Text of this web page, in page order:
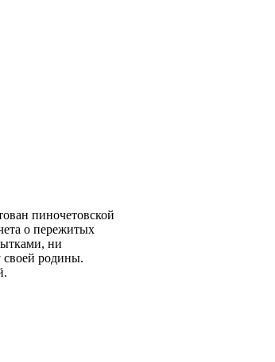
пиночетовской
о пережитых
ни
своей родины.